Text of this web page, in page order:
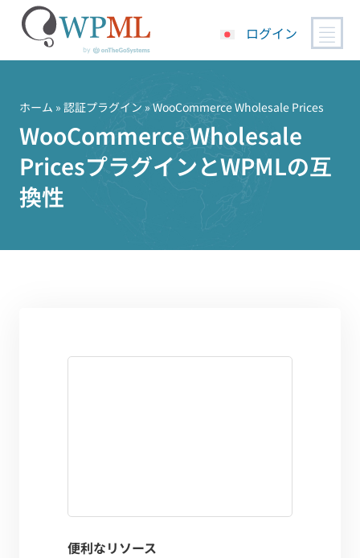
ログイン
ホーム » 認証プラグイン » WooCommerce Wholesale Prices
WooCommerce Wholesale
PricesプラグインとWPMLの互
換性
便利なリソース